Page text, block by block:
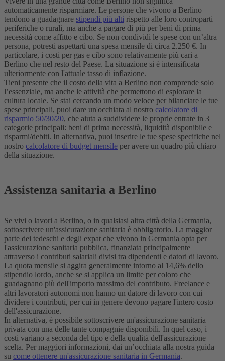
automaticamente risparmiare. Le persone che vivono a Berlino
tendono a guadagnare stipendi più alti rispetto alle loro controparti
periferiche o rurali, ma anche a pagare di più per beni di prima
necessità come affitto e cibo. Se non condividi le spese con un’altra
persona, potresti aspettarti una spesa mensile di circa 2.250 €. In
particolare, i costi per gas e cibo sono relativamente più cari a
Berlino che nel resto del Paese. La situazione si è intensificata
ulteriormente con l'attuale tasso di inflazione.
Tieni presente che il costo della vita a Berlino non comprende solo
l’essenziale, ma anche le attività che permettono di esplorare la
cultura locale. Se stai cercando un modo veloce per bilanciare le tue
spese principali, puoi dare un'occhiata al nostro calcolatore di
risparmio 50/30/20, che aiuta a suddividere le proprie entrate in 3
categorie principali: beni di prima necessità, liquidità disponibile e
risparmi/debiti. In alternativa, puoi inserire le tue spese specifiche nel
nostro calcolatore di budget mensile per avere un quadro più chiaro
della situazione.
Assistenza sanitaria a Berlino
Se vivi o lavori a Berlino, o in qualsiasi altra città della Germania,
sottoscrivere un'assicurazione sanitaria è obbligatorio. La maggior
parte dei tedeschi e degli expat che vivono in Germania opta per
l'assicurazione sanitaria pubblica, finanziata principalmente
attraverso i contributi salariali divisi tra dipendenti e datori di lavoro.
La quota mensile si aggira generalmente intorno al 14,6% dello
stipendio lordo, anche se si applica un limite per coloro che
guadagnano più dell'importo massimo del contributo. Freelance e
altri lavoratori autonomi non hanno un datore di lavoro con cui
dividere i contributi, per cui in genere devono pagare l'intero costo
dell'assicurazione.
In alternativa, è possibile sottoscrivere un'assicurazione sanitaria
privata con una delle tante compagnie disponibili. In quel caso, i
costi variano a seconda del tipo e della qualità dell'assicurazione
scelta. Per maggiori informazioni, dai un’occhiata alla nostra guida
su come ottenere un'assicurazione sanitaria in Germania.